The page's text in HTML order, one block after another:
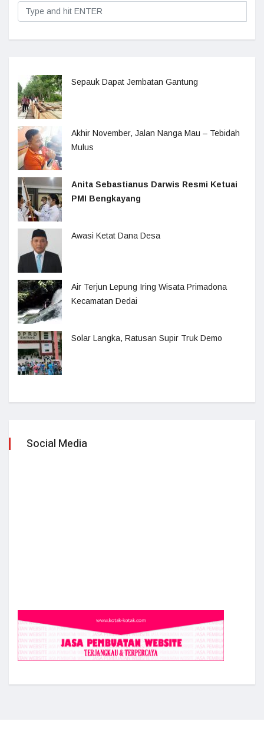
Sepauk Dapat Jembatan Gantung
Akhir November, Jalan Nanga Mau – Tebidah
Mulus
Anita Sebastianus Darwis Resmi Ketuai
PMI Bengkayang
Awasi Ketat Dana Desa
Air Terjun Lepung Iring Wisata Primadona
Kecamatan Dedai
Solar Langka, Ratusan Supir Truk Demo
Social Media